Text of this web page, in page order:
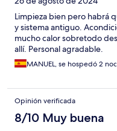
Limpieza bien pero habrá
y sistema antiguo.
mucho calor sobretodo
allí. Personal agradable.
MANUEL, se hospedó 2
Opinión verificada
8/10 Muy buena